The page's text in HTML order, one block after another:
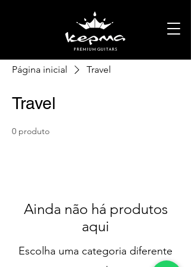
PREMIUM GUITARS
Página inicial Travel
Travel
0 produto
Ainda não há produtos
aqui
Escolha uma categoria diferente